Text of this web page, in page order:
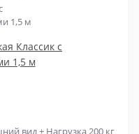
Классик с
1,5 м
вид + Нагрузка 200 кг